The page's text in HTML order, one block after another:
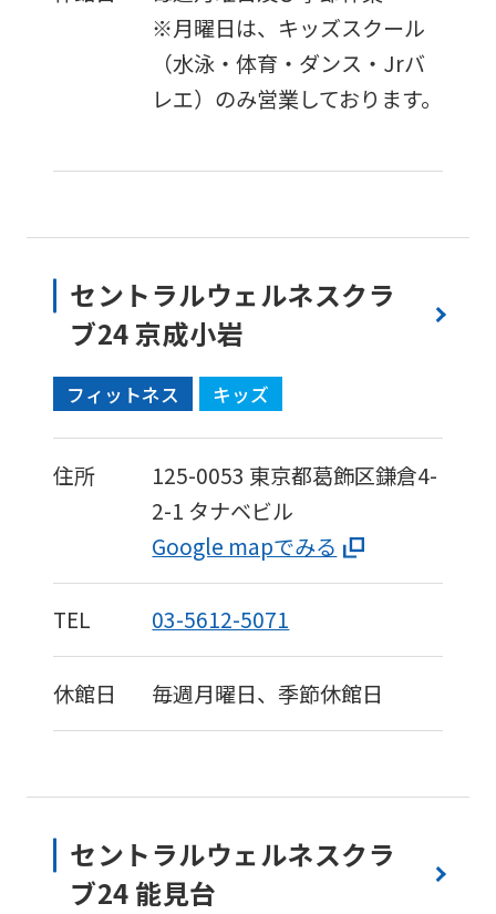
※月曜日は、キッズスクール
（水泳・体育・ダンス・Jrバ
レエ）のみ営業しております。
セントラルウェルネスクラ
ブ24 京成小岩
フィットネス キッズ
住所 125-0053 東京都葛飾区鎌倉4-
2-1 タナベビル
Google mapでみる
TEL 03-5612-5071
休館日 毎週月曜日、季節休館日
セントラルウェルネスクラ
ブ24 能見台